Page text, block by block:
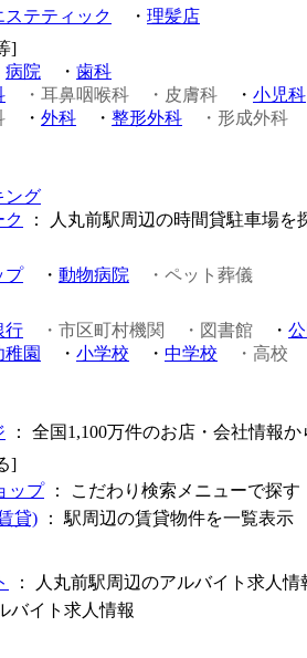
ステティック ・ 理髪店
]
病院 ・ 歯科
・耳鼻咽喉科 ・皮膚科 ・ 小児科
・ 外科 ・ 整形外科 ・形成外科
ング
ク
： 人丸前駅周辺の時間貸駐車場を
プ・ 動物病院
・ペット葬儀
行 ・市区町村機関 ・図書館 ・
稚園 ・ 小学校 ・ 中学校 ・高校
： 全国1,100万件のお店・会社情報
]
ップ： こだわり検索メニューで探す
貸) ： 駅周辺の賃貸物件を一覧表示
： 人丸前駅周辺のアルバイト求人情
バイト求人情報